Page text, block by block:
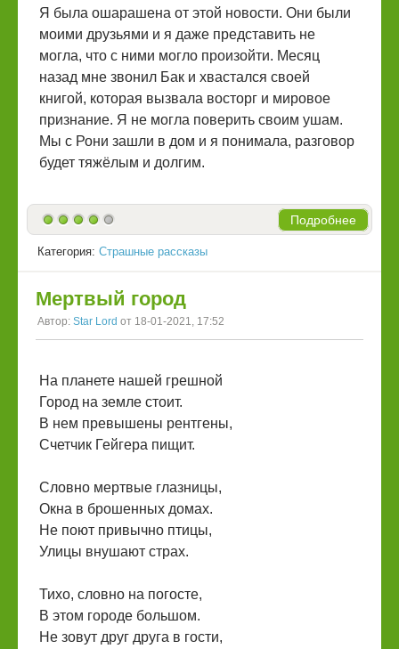
Я была ошарашена от этой новости. Они были
моими друзьями и я даже представить не
могла, что с ними могло произойти. Месяц
назад мне звонил Бак и хвастался своей
книгой, которая вызвала восторг и мировое
признание. Я не могла поверить своим ушам.
Мы с Рони зашли в дом и я понимала, разговор
будет тяжёлым и долгим.
Подробнее
Категория: Страшные рассказы
Мертвый город
Автор: Star Lord от 18-01-2021, 17:52
На планете нашей грешной
Город на земле стоит.
В нем превышены рентгены,
Счетчик Гейгера пищит.
Словно мертвые глазницы,
Окна в брошенных домах.
Не поют привычно птицы,
Улицы внушают страх.
Тихо, словно на погосте,
В этом городе большом.
Не зовут друг друга в гости,